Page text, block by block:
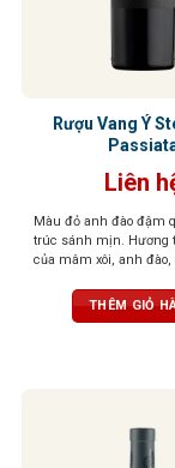
Rượu Vang Ý
Liên
Màu đỏ anh đào đậm
trúc sánh mịn. Hương
của mâm xôi, anh đào,
đen cay nồng. Khi rượu
ly, tầng hương vani và
THÊM GIỎ